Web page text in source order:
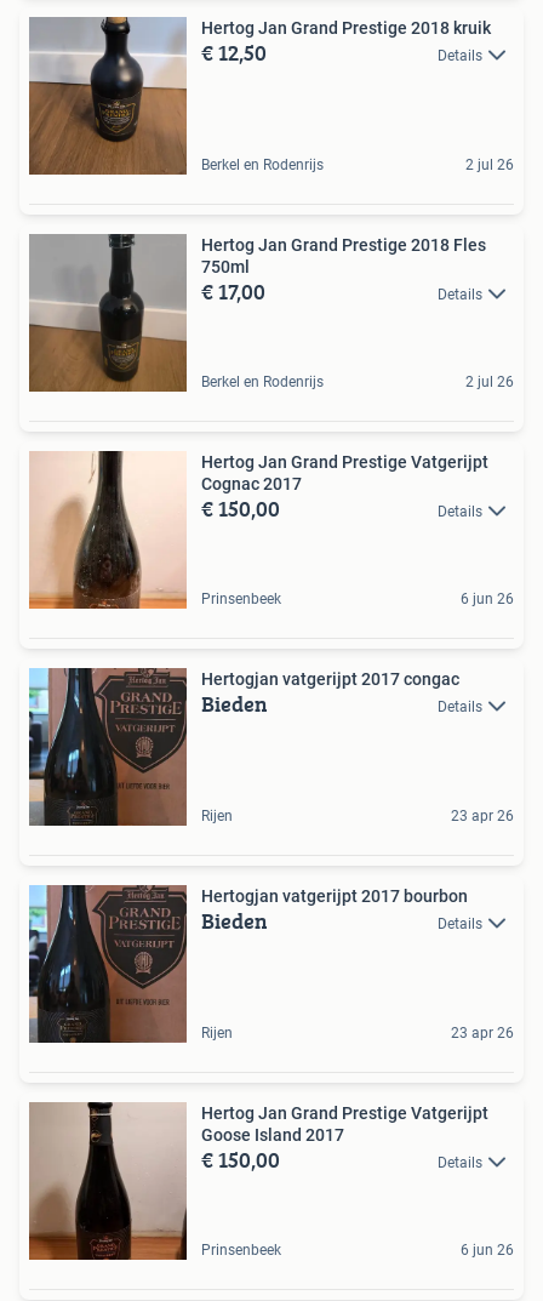
Hertog Jan Grand Prestige 2018 kruik
€ 12,50 Details
Berkel en Rodenrijs 2 jul 26
Hertog Jan Grand Prestige 2018 Fles
750ml
€ 17,00 Details
Berkel en Rodenrijs 2 jul 26
Hertog Jan Grand Prestige Vatgerijpt
Cognac 2017
€ 150,00 Details
Prinsenbeek 6 jun 26
Hertogjan vatgerijpt 2017 congac
Bieden Details
Rijen 23 apr 26
Hertogjan vatgerijpt 2017 bourbon
Bieden Details
Rijen 23 apr 26
Hertog Jan Grand Prestige Vatgerijpt
Goose Island 2017
€ 150,00 Details
Prinsenbeek 6 jun 26